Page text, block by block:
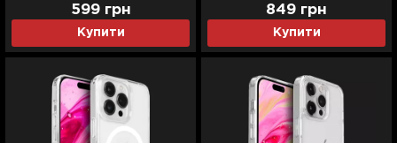
(Crystal Clear)
Купити
599 грн
(Crystal Black)
Купити
849 грн